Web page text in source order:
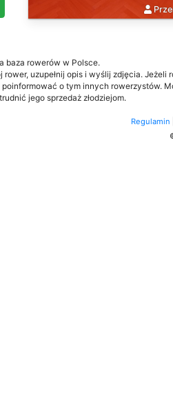
baza rowerów w Polsce.
rower, uzupełnij opis i wyślij zdjęcia. Jeżeli
o tym innych rowerzystów.
jego sprzedaż złodziejom.
Regulamin